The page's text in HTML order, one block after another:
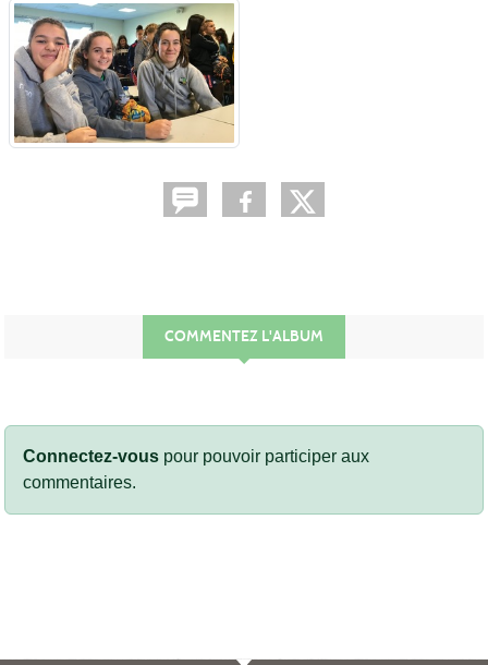
COMMENTEZ L'ALBUM
Connectez-vous pour pouvoir participer aux
commentaires.